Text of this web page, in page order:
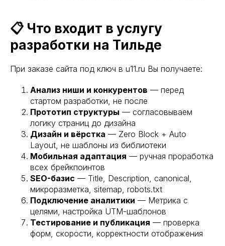
📋 Что входит в услугу
разработки на Тильде
При заказе сайта под ключ в u11.ru Вы получаете:
Анализ ниши и конкурентов — перед
стартом разработки, не после
Прототип структуры — согласовываем
логику страниц до дизайна
Дизайн и вёрстка — Zero Block + Auto
Layout, не шаблоны из библиотеки
Мобильная адаптация — ручная проработка
всех брейкпоинтов
SEO-базис — Title, Description, canonical,
микроразметка, sitemap, robots.txt
Подключение аналитики — Метрика с
целями, настройка UTM-шаблонов
Тестирование и публикация — проверка
форм, скорости, корректности отображения